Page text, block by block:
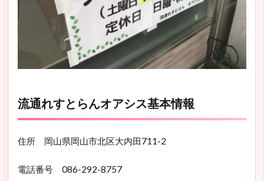
流通れすとらんオアシス基本情報
住所 岡山県岡山市北区大内田711-2
電話番号 086-292-8757